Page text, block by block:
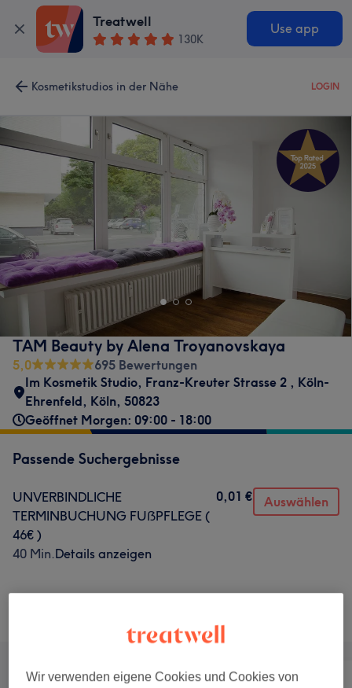
Treatwell
130K
Use app
Kosmetikstudios in der Nähe LOGIN
TAM Beauty by Alena Troyanovskaya
5,0
695 Bewertungen
Im Kosmetik Studio, Franz-Kreuter Strasse 2 , Köln-
Ehrenfeld, Köln, 50823
Geöffnet Morgen: 09:00 - 18:00
Passende Suchergebnisse
UNVERBINDLICHE
TERMINBUCHUNG FUẞPFLEGE (
46€ )
40 Min.Details anzeigen
0,01 € Auswählen
Wir verwenden eigene Cookies und Cookies von